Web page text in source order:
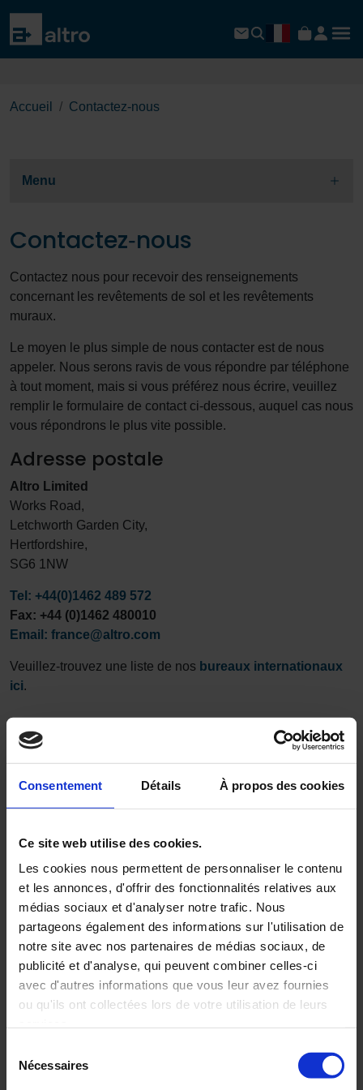
Consentement Détails À propos des cookies
Ce site web utilise des cookies.
Les cookies nous permettent de personnaliser le contenu
et les annonces, d'offrir des fonctionnalités relatives aux
médias sociaux et d'analyser notre trafic. Nous
partageons également des informations sur l'utilisation de
notre site avec nos partenaires de médias sociaux, de
publicité et d'analyse, qui peuvent combiner celles-ci
avec d'autres informations que vous leur avez fournies
ou qu'ils ont collectées lors de votre utilisation de leurs
Nécessaires
Accueil Contactez‐nous
Menu
Contactez‐nous
Contactez nous pour recevoir des renseignements
concernant les revêtements de sol et les revêtements
muraux.
Le moyen le plus simple de nous contacter est de nous
appeler. Nous serons ravis de vous répondre par téléphone
à tout moment, mais si vous préférez nous écrire, veuillez
remplir le formulaire de contact ci-dessous, auquel cas nous
vous répondrons le plus vite possible.
Adresse postale
Altro Limited
Works Road,
Letchworth Garden City,
Hertfordshire,
SG6 1NW
Tel: +44(0)1462 489 572
Fax: +44 (0)1462 480010
Email: france@altro.com
Veuillez-trouvez une liste de nos bureaux internationaux
ici.
* Prénom:
Nom de la société:
Intitulé du poste:
Type d'entreprise:
Numéro de téléphone:
* Adresse e-mail: